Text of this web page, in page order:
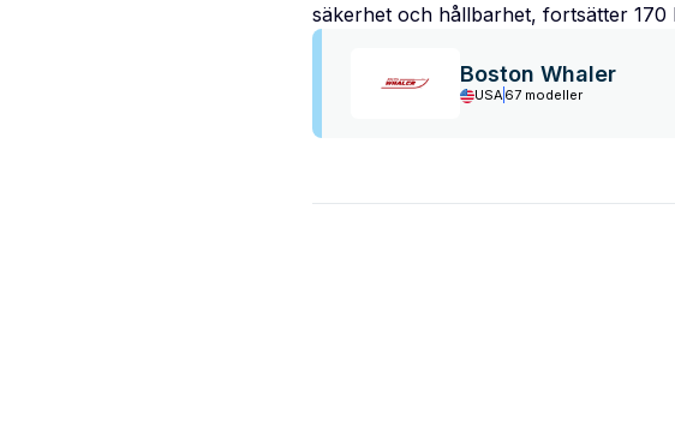
säkerhet och hållbarhet, fortsätter
Boston Whaler
USA67 modeller